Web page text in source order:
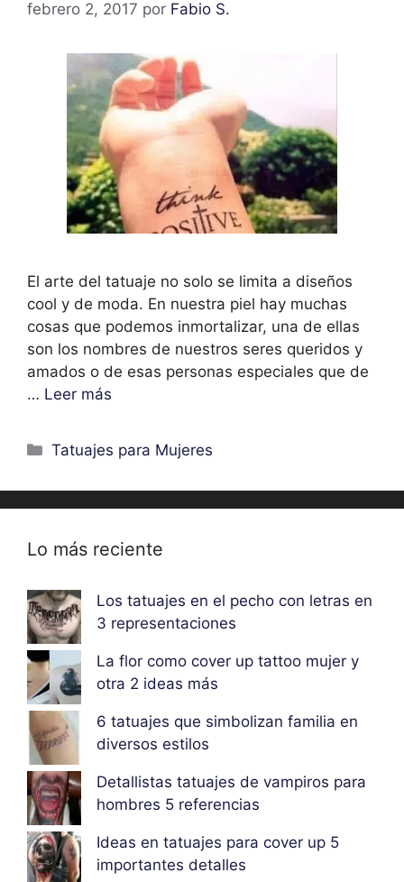
febrero 2, 2017 por Fabio S.
El arte del tatuaje no solo se limita a diseños
cool y de moda. En nuestra piel hay muchas
cosas que podemos inmortalizar, una de ellas
son los nombres de nuestros seres queridos y
amados o de esas personas especiales que de
… Leer más
Categorías
Tatuajes para Mujeres
Lo más reciente
Los tatuajes en el pecho con letras en
3 representaciones
La flor como cover up tattoo mujer y
otra 2 ideas más
6 tatuajes que simbolizan familia en
diversos estilos
Detallistas tatuajes de vampiros para
hombres 5 referencias
Ideas en tatuajes para cover up 5
importantes detalles